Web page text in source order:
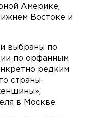
Америке,
Востоке и
выбраны по
по орфанным
редким
страны-
в Москве.